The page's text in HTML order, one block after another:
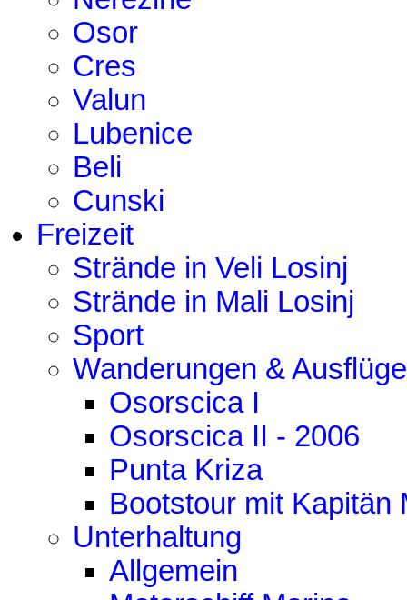
Osor
Cres
Valun
Lubenice
Beli
Cunski
Freizeit
Strände in Veli Losinj
Strände in Mali Losinj
Sport
Wanderungen & Ausflüge
Osorscica I
Osorscica II - 2006
Punta Kriza
Bootstour mit Kapitän
Unterhaltung
Allgemein